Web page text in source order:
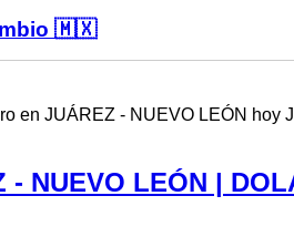
🇲🇽
en JUÁREZ - NUEVO LEÓN hoy
NUEVO LEÓN |